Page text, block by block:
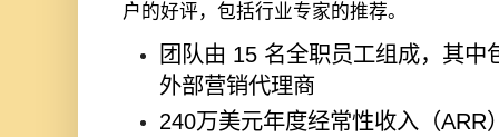
户的好评，包括行业专家的推荐。
团队由 15 名全职员工组成，其中
外部营销代理商
240万美元年度经常性收入（ARR